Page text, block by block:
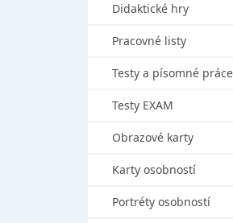
Didaktické hry
Pracovné listy
Testy a písomné práce
Testy EXAM
Obrazové karty
Karty osobností
Portréty osobností